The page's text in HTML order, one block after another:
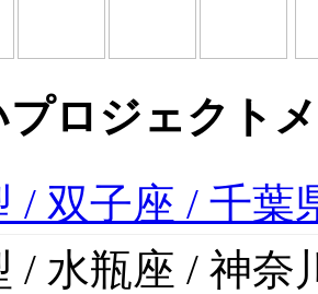
ロジェクト
/ 双子座 / 千葉
/ 水瓶座 / 神奈